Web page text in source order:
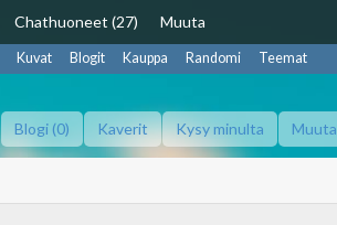
Chathuoneet (27) Muuta
Kuvat Blogit Kauppa Randomi Teemat
Blogi (0) Kaverit Kysy minulta Muuta